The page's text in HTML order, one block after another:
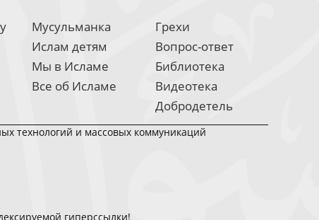
Мусульманка
Ислам детям
Мы в Исламе
Все об Исламе
Грехи
Вопрос-ответ
Библиотека
Видеотека
Добродетель
технологий и массовых коммуникаций
гиперссылки!